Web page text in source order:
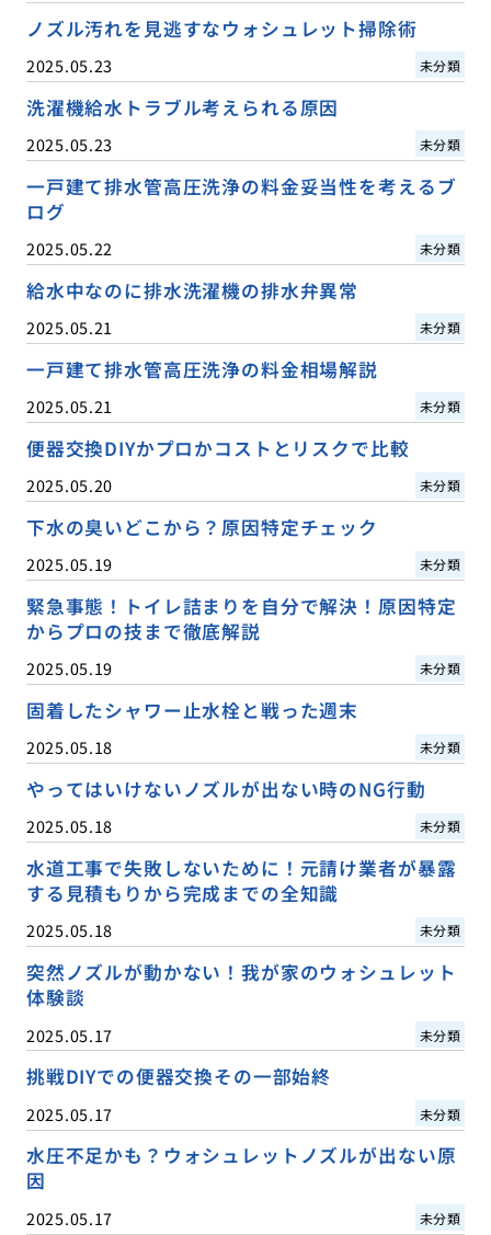
ノズル汚れを見逃すなウォシュレット掃除術
2025.05.23 未分類
洗濯機給水トラブル考えられる原因
2025.05.23 未分類
一戸建て排水管高圧洗浄の料金妥当性を考えるブ
ログ
2025.05.22 未分類
給水中なのに排水洗濯機の排水弁異常
2025.05.21 未分類
一戸建て排水管高圧洗浄の料金相場解説
2025.05.21 未分類
便器交換DIYかプロかコストとリスクで比較
2025.05.20 未分類
下水の臭いどこから？原因特定チェック
2025.05.19 未分類
緊急事態！トイレ詰まりを自分で解決！原因特定
からプロの技まで徹底解説
2025.05.19 未分類
固着したシャワー止水栓と戦った週末
2025.05.18 未分類
やってはいけないノズルが出ない時のNG行動
2025.05.18 未分類
水道工事で失敗しないために！元請け業者が暴露
する見積もりから完成までの全知識
2025.05.18 未分類
突然ノズルが動かない！我が家のウォシュレット
体験談
2025.05.17 未分類
挑戦DIYでの便器交換その一部始終
2025.05.17 未分類
水圧不足かも？ウォシュレットノズルが出ない原
因
2025.05.17 未分類